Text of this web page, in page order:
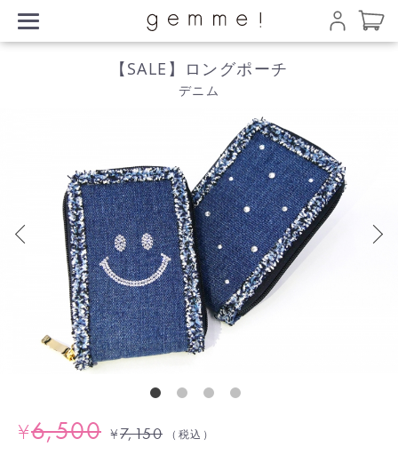
【SALE】ロングポーチ
デニム
¥6,500 ¥7,150 （税込）